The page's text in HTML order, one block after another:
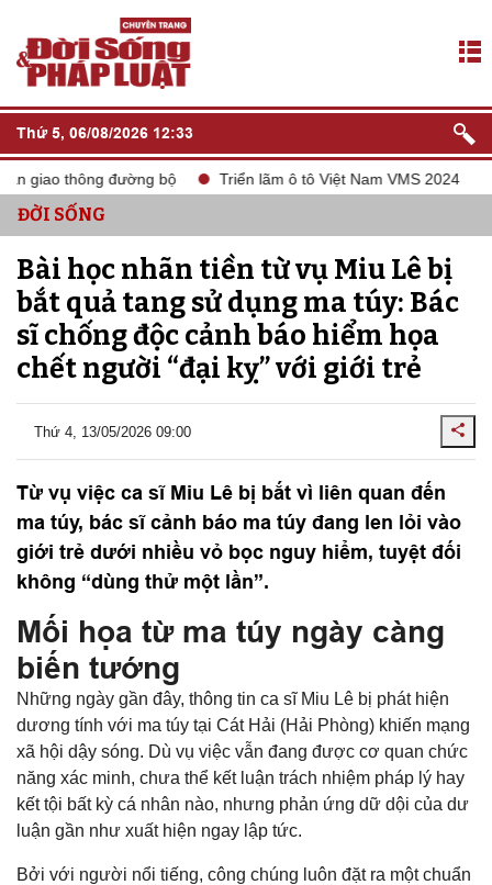
Thứ 5, 06/08/2026 12:33
thông đường bộ Triển lãm ô tô Việt Nam VMS 2024 tắt
ĐỜI SỐNG
Bài học nhãn tiền từ vụ Miu Lê bị
bắt quả tang sử dụng ma túy: Bác
sĩ chống độc cảnh báo hiểm họa
chết người “đại kỵ” với giới trẻ
Thứ 4, 13/05/2026 09:00
Từ vụ việc ca sĩ Miu Lê bị bắt vì liên quan đến
ma túy, bác sĩ cảnh báo ma túy đang len lỏi vào
giới trẻ dưới nhiều vỏ bọc nguy hiểm, tuyệt đối
không “dùng thử một lần”.
Mối họa từ ma túy ngày càng
biến tướng
Những ngày gần đây, thông tin ca sĩ Miu Lê bị phát hiện
dương tính với ma túy tại Cát Hải (Hải Phòng) khiến mạng
xã hội dậy sóng. Dù vụ việc vẫn đang được cơ quan chức
năng xác minh, chưa thể kết luận trách nhiệm pháp lý hay
kết tội bất kỳ cá nhân nào, nhưng phản ứng dữ dội của dư
luận gần như xuất hiện ngay lập tức.
Bởi với người nổi tiếng, công chúng luôn đặt ra một chuẩn